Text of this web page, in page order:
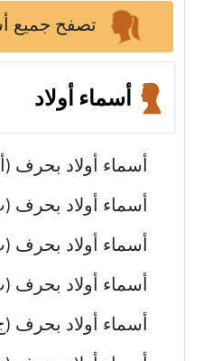
تصفح جميع
أسماء أولاد
أسماء أولاد بحرف
أسماء أولاد بحرف
أسماء أولاد بحرف
أسماء أولاد بحرف
أسماء أولاد بحرف